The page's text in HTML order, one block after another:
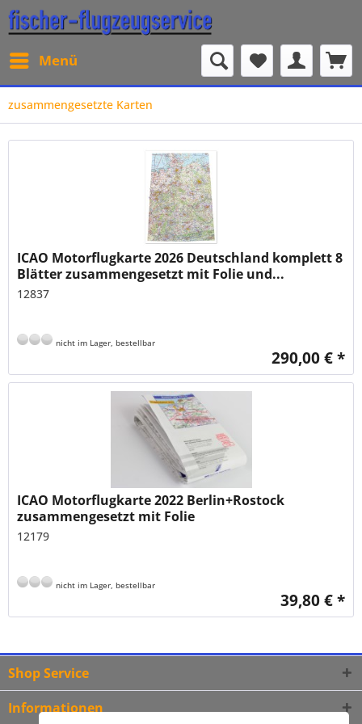
Menü
zusammengesetzte Karten
ICAO Motorflugkarte 2026 Deutschland komplett 8
Blätter zusammengesetzt mit Folie und...
12837
nicht im Lager, bestellbar
290,00 € *
ICAO Motorflugkarte 2022 Berlin+Rostock
zusammengesetzt mit Folie
12179
nicht im Lager, bestellbar
39,80 € *
Shop Service
Informationen